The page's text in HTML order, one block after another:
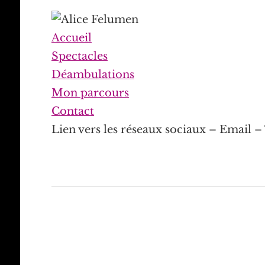
Accueil
Spectacles
Déambulations
Mon parcours
Contact
Lien vers les réseaux sociaux – Email